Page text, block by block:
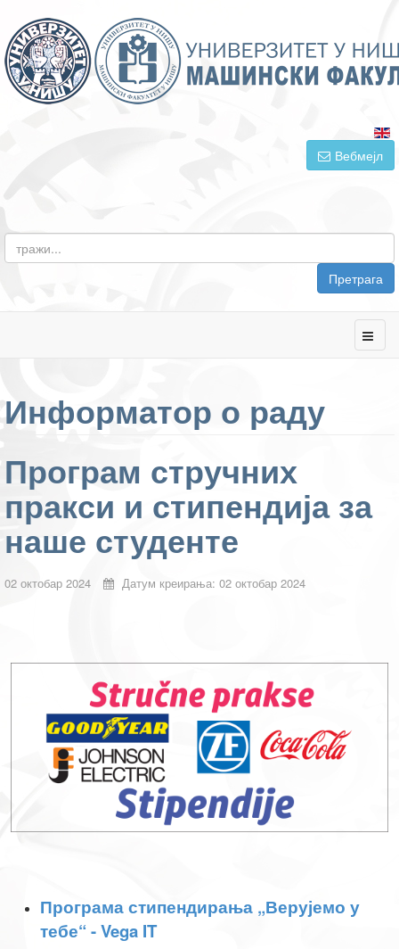
Вебмејл
Претрага
Информатор о раду
Програм стручних
пракси и стипендија за
наше студенте
02 октобар 2024 Датум креирања: 02 октобар 2024
Програма стипендирања „Верујемо у
тебе“ - Vega IT